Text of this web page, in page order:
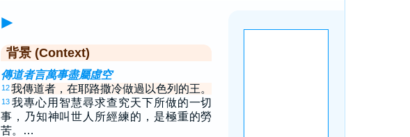
►
背景 (Context)
傳道者言萬事盡屬虛空
12我傳道者，在耶路撒冷做過以色列的王。
13 我專心用智慧尋求查究天下所做的一切
事，乃知神叫世人所經練的，是極重的勞
苦。…